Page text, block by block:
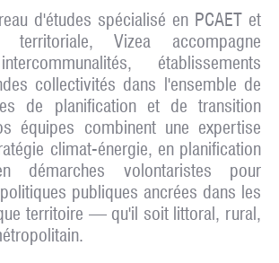
d'études spécialisé en PCAET et
territoriale, Vizea accompagne
établissements
collectivités dans l'ensemble de
de planification et de transition
équipes combinent une expertise
climat-énergie, en planification
démarches volontaristes pour
publiques ancrées dans les
territoire — qu'il soit littoral, rural,